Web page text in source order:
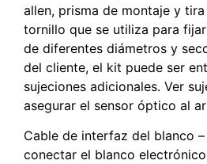
allen, prisma de montaje y
tornillo que se utiliza para
de diferentes diámetros y
del cliente, el kit puede ser
sujeciones adicionales. Ver
asegurar el sensor óptico al
Cable de interfaz del blanco
conectar el blanco